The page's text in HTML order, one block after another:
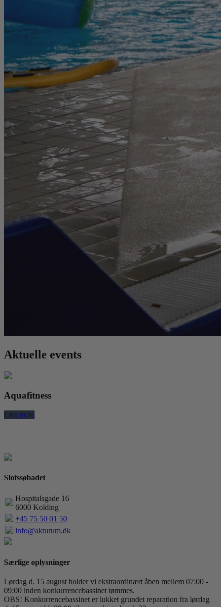
Aktuelle events
Aquafitness
Læs mere
Slotssøbadet
Hospitalsgade 16
6000 Kolding
+45 75 50 01 50
info@akturum.dk
Særlige oplysninger
Lørdag d. 15 august holder vi ekstraordinært åben mellem 07:00 -
09:00 inden konkurrencebassinet tømmes.
OBS! Konkurrencebassinet er lukket grundet reparation fra lørdag